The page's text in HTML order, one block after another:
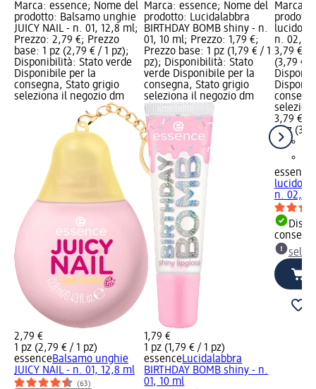
Marca: essence; Nome del
prodotto: Balsamo unghie
JUICY NAIL - n. 01, 12,8 ml;
Prezzo: 2,79 €; Prezzo
base: 1 pz (2,79 € / 1 pz);
Disponibilità: Stato verde
Disponibile per la
consegna, Stato grigio
seleziona il negozio dm
2,79 €
1 pz (2,79 € / 1 pz)
essenceBalsamo unghie
JUICY NAIL - n. 01, 12,8 ml
(63)
Marca: essence; Nome del
prodotto: Lucidalabbra
BIRTHDAY BOMB shiny - n.
01, 10 ml; Prezzo: 1,79 €;
Prezzo base: 1 pz (1,79 € / 1
pz); Disponibilità: Stato
verde Disponibile per la
consegna, Stato grigio
seleziona il negozio dm
1,79 €
1 pz (1,79 € / 1 pz)
essenceLucidalabbra
BIRTHDAY BOMB shiny - n.
01, 10 ml
Marca:
lucido
n. 02,
3,79 €;
(3,79 € /
3,79 €
1 pz
essence
lucido
n. 02,